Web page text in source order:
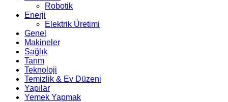
Robotik
Enerji
Elektrik Üretimi
Genel
Makineler
Sağlık
Tarım
Teknoloji
Temizlik & Ev Düzeni
Yapılar
Yemek Yapmak